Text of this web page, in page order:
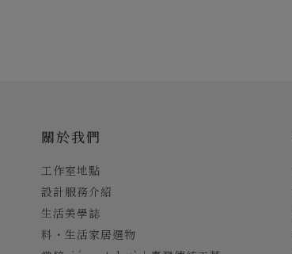
關於我們
工作室地點
設計服務介紹
生活美學誌
料・生活家居選物